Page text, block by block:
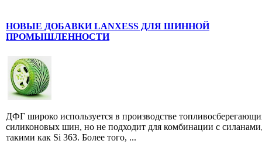
НОВЫЕ ДОБАВКИ LANXESS ДЛЯ ШИННОЙ
ПРОМЫШЛЕННОСТИ
ДФГ широко используется в производстве
силиконовых шин, но не подходит для комбинации с
такими как Si 363. Более того, ...